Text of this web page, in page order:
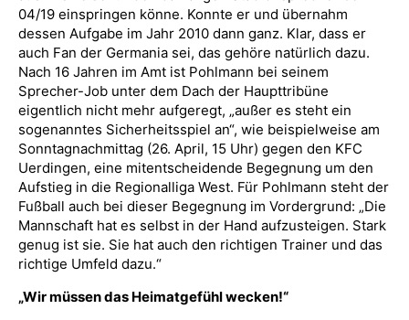
04/19 einspringen könne. Konnte er und übernahm
dessen Aufgabe im Jahr 2010 dann ganz. Klar, dass er
auch Fan der Germania sei, das gehöre natürlich dazu.
Nach 16 Jahren im Amt ist Pohlmann bei seinem
Sprecher-Job unter dem Dach der Haupttribüne
eigentlich nicht mehr aufgeregt, „außer es steht ein
sogenanntes Sicherheitsspiel an“, wie beispielweise am
Sonntagnachmittag (26. April, 15 Uhr) gegen den KFC
Uerdingen, eine mitentscheidende Begegnung um den
Aufstieg in die Regionalliga West. Für Pohlmann steht der
Fußball auch bei dieser Begegnung im Vordergrund: „Die
Mannschaft hat es selbst in der Hand aufzusteigen. Stark
genug ist sie. Sie hat auch den richtigen Trainer und das
richtige Umfeld dazu.“
„Wir müssen das Heimatgefühl wecken!“